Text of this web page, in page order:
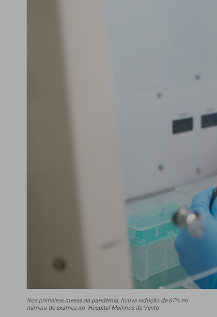
Nos primeiros meses da pandemia, houve redução de 67% no
número de exames no Hospital Moinhos de Vento